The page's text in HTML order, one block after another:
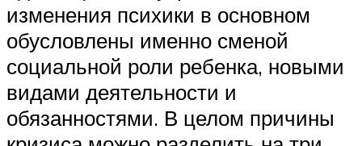
изменения психики в основном
обусловлены именно сменой
социальной роли ребенка, новыми
видами деятельности и
обязанностями. В целом причины